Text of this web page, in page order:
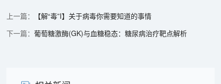
【解“毒”I】关于病毒你需要知道的事情
葡萄糖激酶(GK)与血糖稳态：糖尿病治疗靶点解析